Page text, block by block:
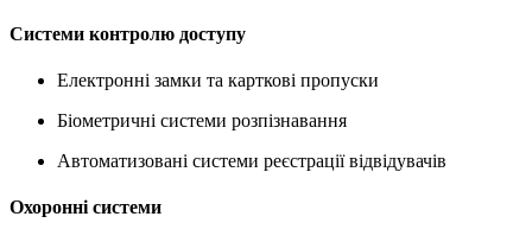
Системи контролю доступу
Електронні замки та карткові пропуски
Біометричні системи розпізнавання
Автоматизовані системи реєстрації відвідувачів
Охоронні системи